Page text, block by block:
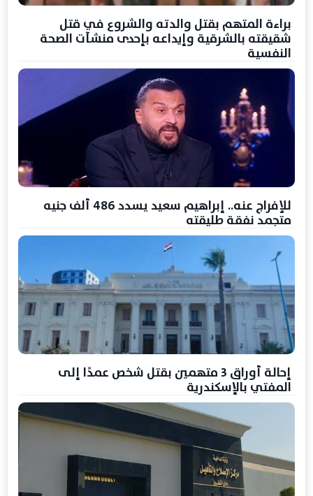
براءة المتهم بقتل والدته والشروع في قتل
شقيقته بالشرقية وإيداعه بإحدى منشآت الصحة
النفسية
للإفراج عنه.. إبراهيم سعيد يسدد 486 ألف جنيه
متجمد نفقة طليقته
إحالة أوراق 3 متهمين بقتل شخص عمدًا إلى
المفتي بالإسكندرية